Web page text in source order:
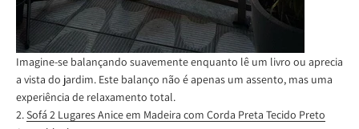
Imagine-se balançando suavemente enquanto lê um livro ou aprecia
a vista do jardim. Este balanço não é apenas um assento, mas uma
experiência de relaxamento total.
2.Sofá 2 Lugares Anice em Madeira com Corda Preta Tecido Preto